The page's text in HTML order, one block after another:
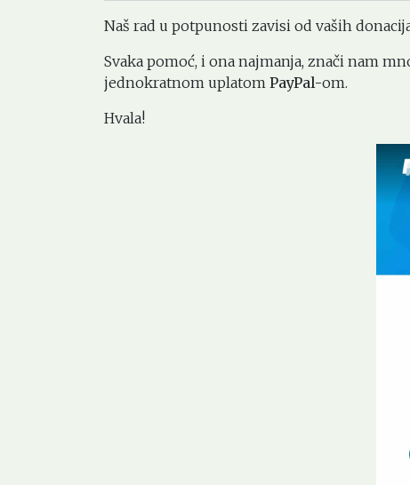
Naš rad u potpunosti zavisi od vaših
Svaka pomoć, i ona najmanja, znači nam
jednokratnom uplatom PayPal-om.
Hvala!